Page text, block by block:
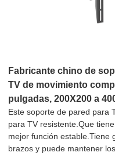
Fabricante chino de
TV de movimiento
pulgadas, 200X200 a
Este soporte de pared para
para TV resistente.Que
mejor función estable.Tiene
brazos y puede mantener